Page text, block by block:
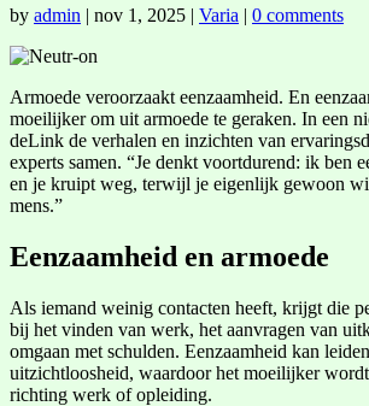
by admin | nov 1, 2025 | Varia | 0 comments
Armoede veroorzaakt eenzaamheid. En
moeilijker om uit armoede te geraken. In een
deLink de verhalen en inzichten van
experts samen. “Je denkt voortdurend: ik ben
en je kruipt weg, terwijl je eigenlijk gewoon
mens.”
Eenzaamheid en armoede
Als iemand weinig contacten heeft, krijgt die
bij het vinden van werk, het aanvragen van
omgaan met schulden. Eenzaamheid kan
uitzichtloosheid, waardoor het moeilijker wordt
richting werk of opleiding.